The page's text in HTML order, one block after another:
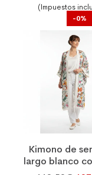
(Impuestos
-0%
Kimono de
largo blanco